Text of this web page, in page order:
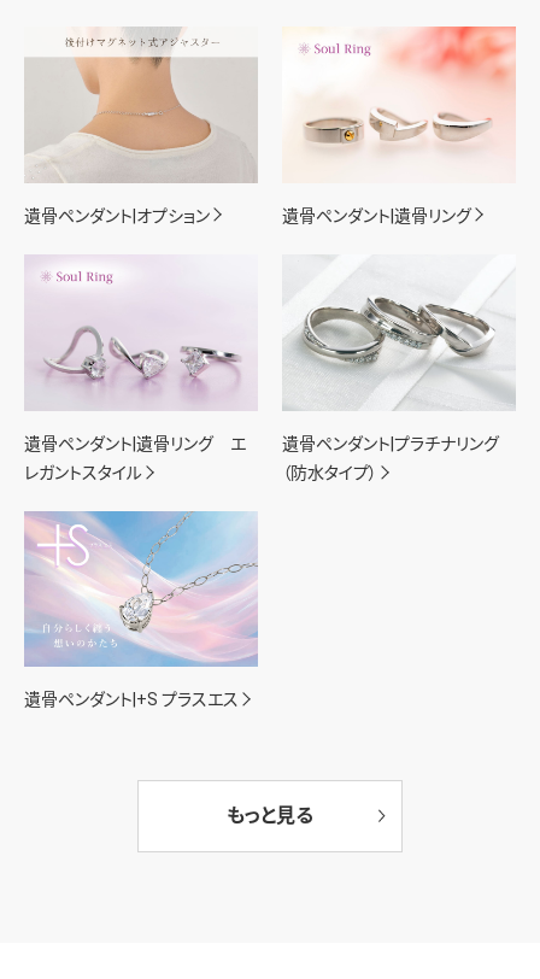
遺骨ペンダント|オプション 遺骨ペンダント|遺骨リング
遺骨ペンダント|遺骨リング エ
レガントスタイル
遺骨ペンダント|プラチナリング
（防水タイプ）
遺骨ペンダント|+S プラスエス
もっと見る